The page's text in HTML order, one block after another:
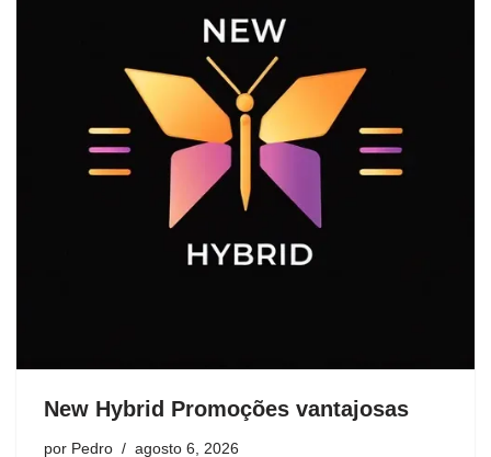
New Hybrid Promoções vantajosas
por Pedro agosto 6, 2026